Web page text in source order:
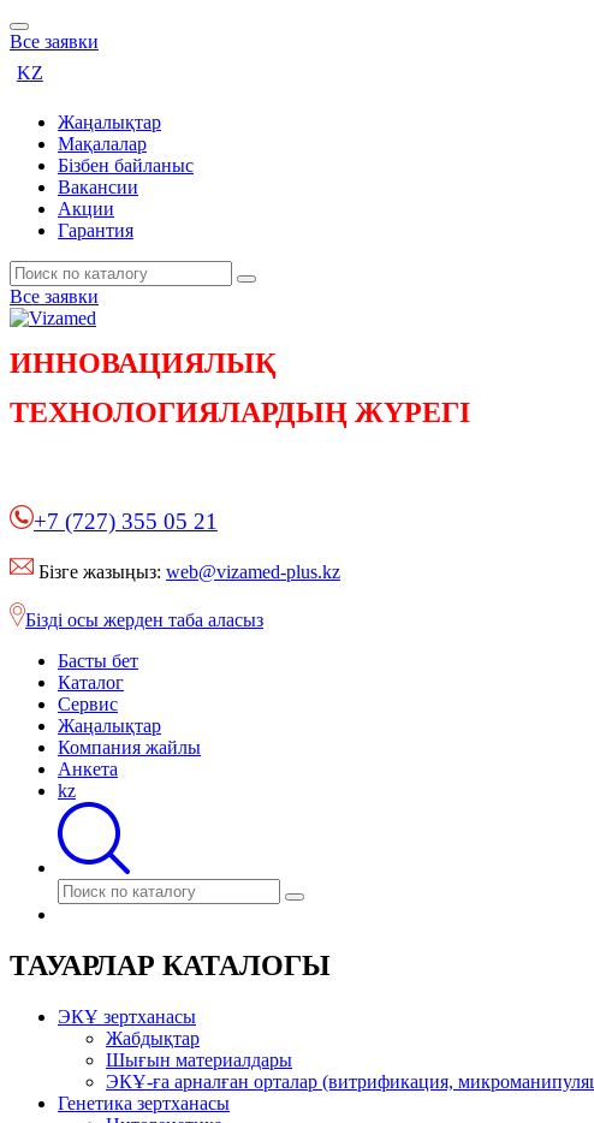
Все заявки
KZ
Жаңалықтар
Мақалалар
Бізбен байланыс
Вакансии
Акции
Гарантия
Все заявки
ИННОВАЦИЯЛЫҚ
ТЕХНОЛОГИЯЛАРДЫҢ ЖҮРЕГІ
+7 (727) 355 05 21
Бізге жазыңыз: web@vizamed-plus.kz
Бізді осы жерден таба аласыз
Басты бет
Каталог
Сервис
Жаңалықтар
Компания жайлы
Анкета
kz
ТАУАРЛАР КАТАЛОГЫ
ЭКҰ зертханасы
Жабдықтар
Шығын материалдары
ЭКҰ-ға арналған орталар (витрификация,
Генетика зертханасы